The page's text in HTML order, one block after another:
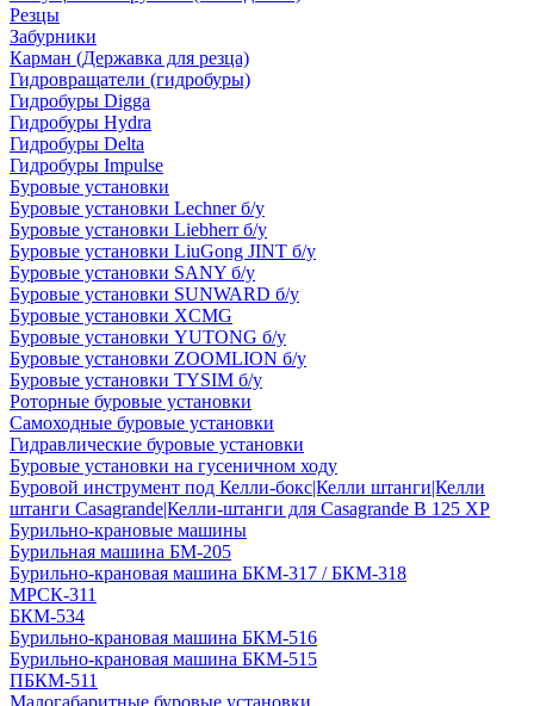
Резцы
Забурники
Карман (Державка для резца)
Гидровращатели (гидробуры)
Гидробуры Digga
Гидробуры Hydra
Гидробуры Delta
Гидробуры Impulse
Буровые установки
Буровые установки Lechner б/у
Буровые установки Liebherr б/у
Буровые установки LiuGong JINT б/у
Буровые установки SANY б/у
Буровые установки SUNWARD б/у
Буровые установки XCMG
Буровые установки YUTONG б/у
Буровые установки ZOOMLION б/у
Буровые установки TYSIM б/у
Роторные буровые установки
Самоходные буровые установки
Гидравлические буровые установки
Буровые установки на гусеничном ходу
Буровой инструмент под Келли-бокс|Келли штанги|Келли
штанги Casagrande|Келли-штанги для Casagrande B 125 XP
Бурильно-крановые машины
Бурильная машина БМ-205
Бурильно-крановая машина БКМ-317 / БКМ-318
МРСК-311
БКМ-534
Бурильно-крановая машина БКМ-516
Бурильно-крановая машина БКМ-515
ПБКМ-511
Малогабаритные буровые установки